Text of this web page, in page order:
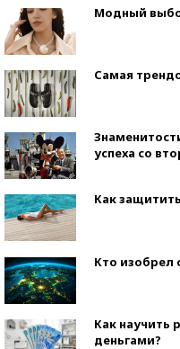
Модный
Самая
успеха со
Как
Кто изобрел
Как научить
деньгами?